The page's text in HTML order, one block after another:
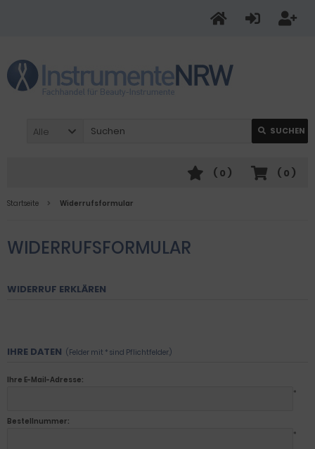
Alle SUCHEN
( 0 )
( 0 )
Startseite Widerrufsformular
WIDERRUFSFORMULAR
WIDERRUF ERKLÄREN
IHRE DATEN (Felder mit * sind Pflichtfelder.)
Ihre E-Mail-Adresse:
*
Bestellnummer:
*